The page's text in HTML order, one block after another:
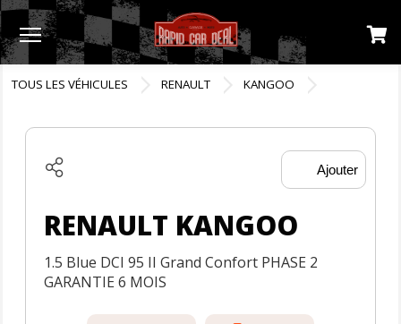
Menu
TOUS LES VÉHICULES RENAULT KANGOO
Ajouter
RENAULT KANGOO
1.5 Blue DCI 95 II Grand Confort PHASE 2
GARANTIE 6 MOIS